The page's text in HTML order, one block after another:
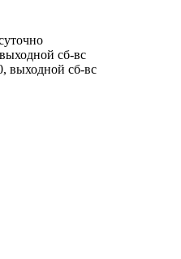
сб-вс
выходной сб-вс